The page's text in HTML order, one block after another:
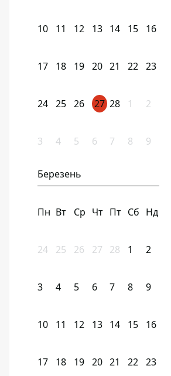
10 11 12 13 14 15 16
17 18 19 20 21 22 23
24 25 26 27 28 1 2
3 4 5 6 7 8 9
Березень
Пн Вт Ср Чт Пт Сб Нд
24 25 26 27 28 1 2
3 4 5 6 7 8 9
10 11 12 13 14 15 16
17 18 19 20 21 22 23